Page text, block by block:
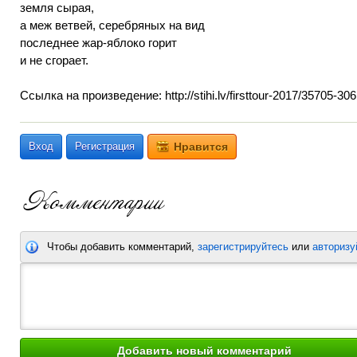
земля сырая,
а меж ветвей, серебряных на вид
последнее жар-яблоко горит
и не сгорает.
Ссылка на произведение: http://stihi.lv/firsttour-2017/35705-
Вход Регистрация Нравится
Чтобы добавить комментарий, зарегистрируйтесь или